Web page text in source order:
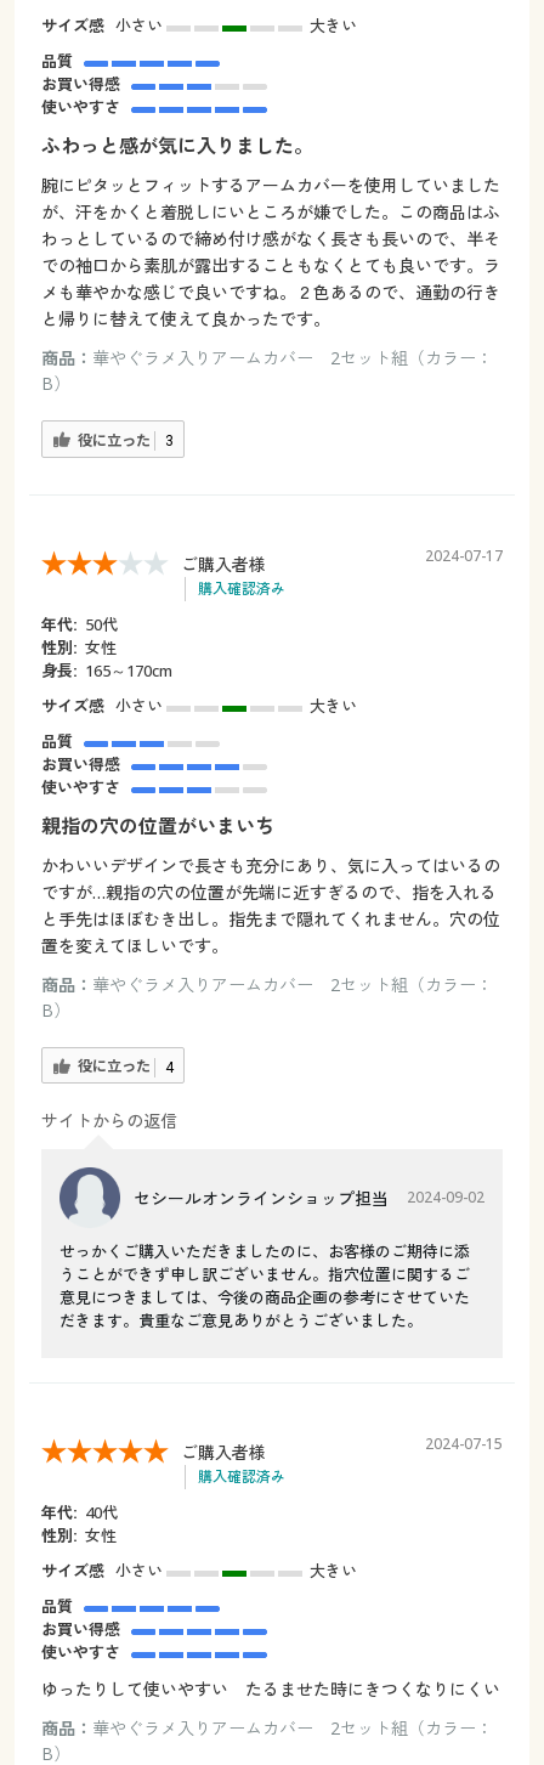
サイズ感 小さい
大きい
品質
お買い得感
使いやすさ
ふわっと感が気に入りました。
腕にピタッとフィットするアームカバーを使用していました
が、汗をかくと着脱しにいところが嫌でした。この商品はふ
わっとしているので締め付け感がなく長さも長いので、半そ
での袖口から素肌が露出することもなくとても良いです。ラ
メも華やかな感じで良いですね。２色あるので、通勤の行き
と帰りに替えて使えて良かったです。
商品： 華やぐラメ入りアームカバー 2セット組（カラー：
B）
役に立った 3
ご購入者様
購入確認済み
2024-07-17
年代: 50代
性別: 女性
身長: 165～170cm
サイズ感 小さい
大きい
品質
お買い得感
使いやすさ
親指の穴の位置がいまいち
かわいいデザインで長さも充分にあり、気に入ってはいるの
ですが…親指の穴の位置が先端に近すぎるので、指を入れる
と手先はほぼむき出し。指先まで隠れてくれません。穴の位
置を変えてほしいです。
商品： 華やぐラメ入りアームカバー 2セット組（カラー：
B）
役に立った 4
サイトからの返信
セシールオンラインショップ担当 2024-09-02
せっかくご購入いただきましたのに、お客様のご期待に添
うことができず申し訳ございません。指穴位置に関するご
意見につきましては、今後の商品企画の参考にさせていた
だきます。貴重なご意見ありがとうございました。
ご購入者様
購入確認済み
2024-07-15
年代: 40代
性別: 女性
サイズ感 小さい
大きい
品質
お買い得感
使いやすさ
ゆったりして使いやすい たるませた時にきつくなりにくい
商品： 華やぐラメ入りアームカバー 2セット組（カラー：
B）